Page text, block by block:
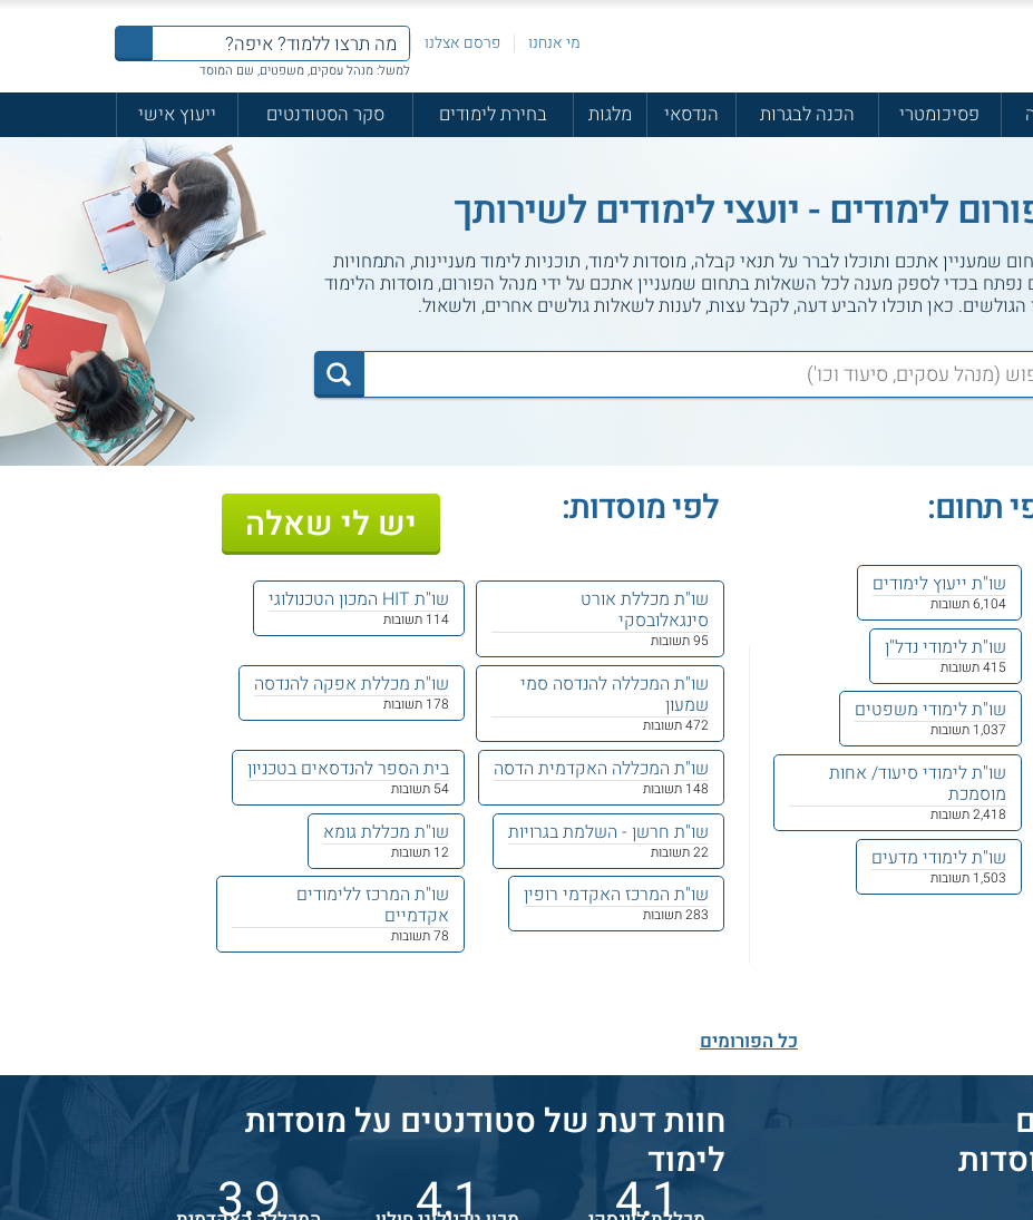
מי אנחנו פרסם אצלנו
למשל: מנהל עסקים, משפטים, שם המוסד
פסיכומטרי הכנה לבגרות הנדסאי מלגות בחירת לימודים סקר הסטודנטים ייעוץ אישי
לימודים - יועצי לימודים לשירותך
שמעניין אתכם ותוכלו לברר על תנאי קבלה, מוסדות לימוד, תוכניות לימוד מעניינות, התמחויות
נפתח בכדי לספק מענה לכל השאלות בתחום שמעניין אתכם על ידי מנהל הפורום, מוסדות הלימוד
הגולשים. כאן תוכלו להביע דעה, לקבל עצות, לענות לשאלות גולשים אחרים, ולשאול.
תחום:
שו"ת ייעוץ לימודים
6,104 תשובות
שו"ת לימודי נדל"ן
415 תשובות
שו"ת לימודי משפטים
1,037 תשובות
שו"ת לימודי סיעוד/ אחות
מוסמכת
2,418 תשובות
שו"ת לימודי מדעים
1,503 תשובות
לפי מוסדות: יש לי שאלה
שו"ת מכללת אורט
סינגאלובסקי
95 תשובות
שו"ת HIT המכון הטכנולוגי
114 תשובות
שו"ת המכללה להנדסה סמי
שמעון
472 תשובות
שו"ת מכללת אפקה להנדסה
178 תשובות
שו"ת המכללה האקדמית הדסה
148 תשובות
בית הספר להנדסאים בטכניון
54 תשובות
שו"ת חרשן - השלמת בגרויות
22 תשובות
שו"ת מכללת גומא
12 תשובות
שו"ת המרכז האקדמי רופין
283 תשובות
שו"ת המרכז ללימודים
אקדמיים
78 תשובות
כל הפורומים
חוות דעת של סטודנטים על מוסדות
לימוד
4.1
4.1
3.9